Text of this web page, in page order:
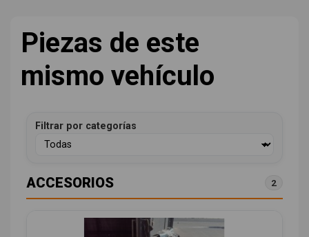
Piezas de este
mismo vehículo
Filtrar por categorías
ACCESORIOS 2